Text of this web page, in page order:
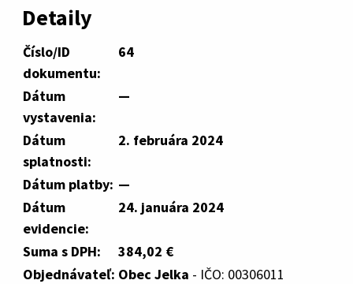
Detaily
Číslo/ID
dokumentu:
64
Dátum
vystavenia:
—
Dátum
splatnosti:
2. februára 2024
Dátum platby: —
Dátum
evidencie:
24. januára 2024
Suma s DPH:
384,02 €
Objednávateľ: Obec Jelka - IČO: 00306011